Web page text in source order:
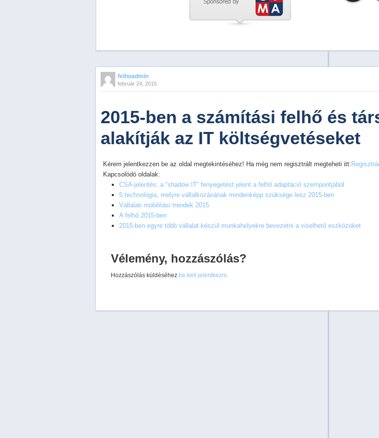
PreviousNextStop
2
5
felhoadmin
február 24, 2015
2015-ben a számítási felhő és
alakítják az IT költségvetéseket
Kérem jelentkezzen be az oldal megtekintéséhez! Ha még nem regisztrált megteheti itt:
Kapcsolódó oldalak:
CSA-jelentés: a “shadow IT” fenyegetést jelent a felhő adaptáció szempontjából
5 technológia, melyre vállalkozásának mindenképp szüksége lesz 2015-ben
Vállalati mobilitási trendek 2015
A felhő 2015-ben
2015-ben egyre több vállalat készül munkahelyekre bevezetni a viselhető eszközöket
Vélemény, hozzászólás?
Hozzászólás küldéséhez be kell jelentkezni.